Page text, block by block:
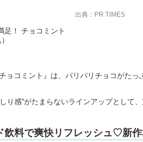
出典：PR TIMES
足！ チョコミント
ョコミント』は、パリパリチョコがた
り感”がたまらないラインアップとして
飲料で爽快リフレッシュ♡新